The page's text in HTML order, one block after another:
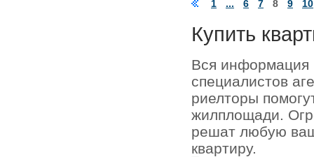
1 ... 6 7 8 9 10
Купить
Вся информация
специалистов
риелторы
жилплощади.
решат любую
квартиру.